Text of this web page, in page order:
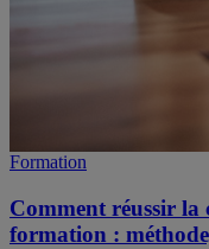
Formation
Comment réussir
formation :